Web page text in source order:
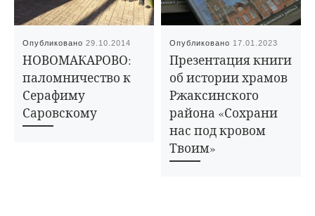
Опубликовано29.10.2014
НОВОМАКАРОВО:
паломничество к
Серафиму
Саровскому
Опубликовано 17.01.2023
Презентация книги
об истории храмов
Ржаксинского
района «Сохрани
нас под кровом
Твоим»